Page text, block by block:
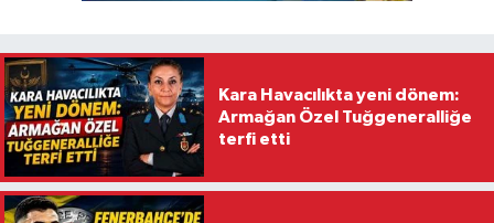
Kara Havacılıkta yeni dönem:
Armağan Özel Tuğgeneralliğe
terfi etti